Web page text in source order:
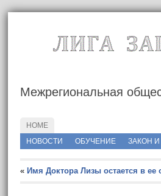
Межрегиональная
HOME
http://rusmedserver.com/wp-content/
НОВОСТИ ОБУЧЕНИЕ ЗАКОН
« Имя Доктора Лизы остается в ее